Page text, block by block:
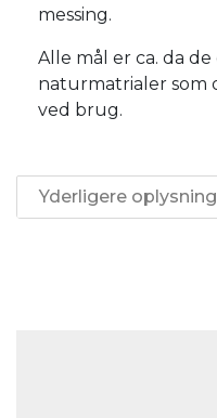
messing.
Alle mål er ca. da
naturmatrialer som
ved brug.
Yderligere